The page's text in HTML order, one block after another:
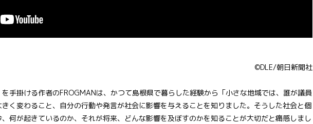
©DLE/朝日新聞社
を手掛ける作者のFROGMANは、かつて島根県で暮らした経験から「小さな地域では、誰が議員
く変わること、自分の行動や発言が社会に影響を与えることを知りました。そうした社会と個
何が起きているのか、それが将来、どんな影響を及ぼすのかを知ることが大切だと痛感しまし